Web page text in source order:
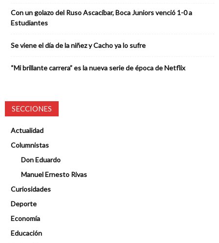
Con un golazo del Ruso Ascacíbar, Boca Juniors venció 1-0 a
Estudiantes
Se viene el día de la niñez y Cacho ya lo sufre
“Mi brillante carrera” es la nueva serie de época de Netflix
SECCIONES
Actualidad
Columnistas
Don Eduardo
Manuel Ernesto Rivas
Curiosidades
Deporte
Economía
Educación